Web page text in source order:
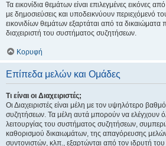
Τα εικονίδια θεμάτων είναι επιλεγμένες εικόνες
με δημοσιεύσεις και υποδεικνύουν περιεχόμενό
εικονιδίων θεμάτων εξαρτάται από τα
διαχειριστή του συστήματος συζητήσεων.
Κορυφή
Επίπεδα μελών και Ομάδες
Τι είναι οι Διαχειριστές;
Οι Διαχειριστές είναι μέλη με τον υψηλότερο
συζητήσεων. Τα μέλη αυτά μπορούν να ελέγχουν
λειτουργίας του συστήματος συζητήσεων,
καθορισμού δικαιωμάτων, της απαγόρευσης
συντονιστών, κλπ., εξαρτώνται από τον ιδρυτή